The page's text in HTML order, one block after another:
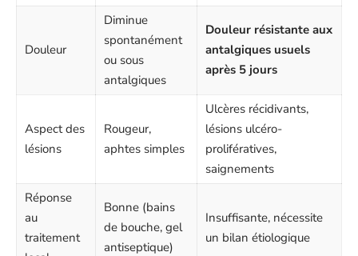
Douleur
Diminue
spontanément
ou sous
antalgiques
Douleur résistante aux
antalgiques usuels
après 5 jours
Aspect des
lésions
Rougeur,
aphtes simples
Ulcères récidivants,
lésions ulcéro-
prolifératives,
saignements
Réponse
au
traitement
Bonne (bains
de bouche, gel
antiseptique)
Insuffisante, nécessite
un bilan étiologique